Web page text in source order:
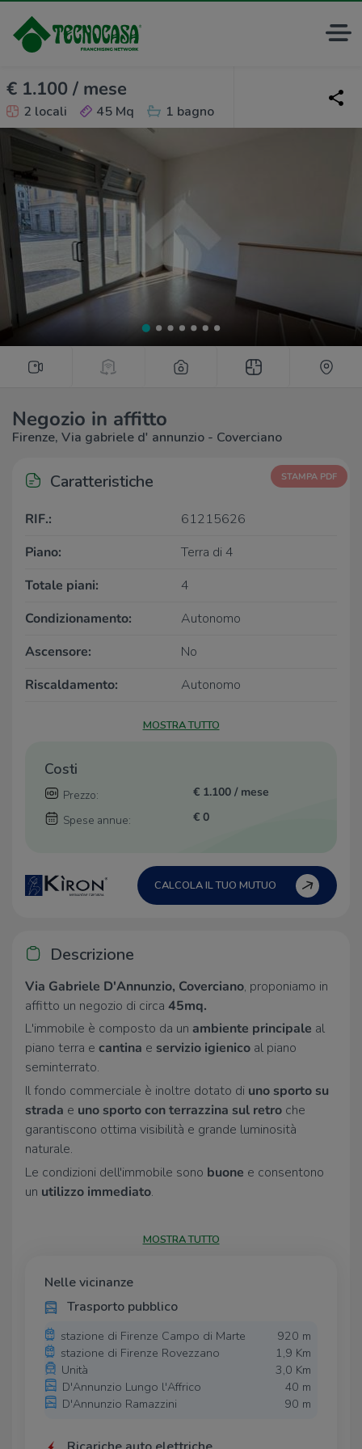
€ 1.100 / mese
2 locali 45 Mq 1 bagno
Negozio in affitto
Firenze, Via gabriele d' annunzio - Coverciano
Caratteristiche STAMPA PDF
RIF.:
61215626
Piano:
Terra di 4
Totale piani:
4
Condizionamento:
Autonomo
Ascensore:
No
Riscaldamento:
Autonomo
MOSTRA TUTTO
Costi
Prezzo:
€ 1.100 / mese
Spese annue:
€ 0
CALCOLA IL TUO MUTUO
Descrizione
Via Gabriele D'Annunzio, Coverciano, proponiamo in
affitto un negozio di circa 45mq.
L'immobile è composto da un ambiente principale al
piano terra e cantina e servizio igienico al piano
seminterrato.
Il fondo commerciale è inoltre dotato di uno sporto su
strada e uno sporto con terrazzina sul retro che
garantiscono ottima visibilità e grande luminosità
naturale.
Le condizioni dell'immobile sono buone e consentono
un utilizzo immediato.
e ben collegato, rappresenta unvalore aggiunto
Categoria catastale:
-------------------------------------------------------
---------------------
Chiamaci e fissa subito un appuntamento:
055.234.43.54. o manda un'email a - Immobili per
l'Impresa è la divisione del Gruppo Tecnocasa
specializzata nel settore commerciale, direzionale,
territorio di Firenze e provincia dal 2012 e supporta le
MOSTRA TUTTO
Nelle vicinanze
Trasporto pubblico
stazione di Firenze Campo di Marte
920 m
stazione di Firenze Rovezzano
1,9 Km
Unità
3,0 Km
D'Annunzio Lungo l'Affrico
40 m
D'Annunzio Ramazzini
90 m